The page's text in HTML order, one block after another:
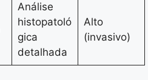
Análise
histopatoló
gica
detalhada
Alto
(invasivo)